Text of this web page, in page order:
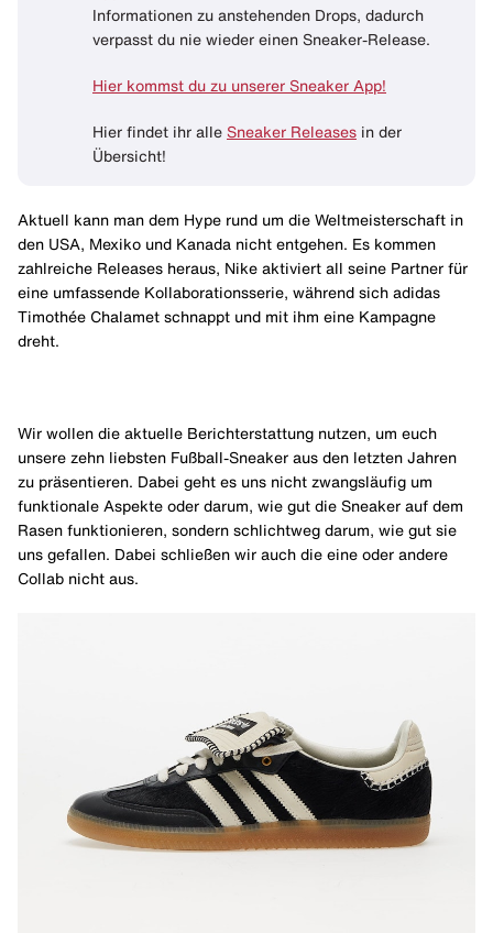
Informationen zu anstehenden Drops, dadurch
verpasst du nie wieder einen Sneaker-Release.
Hier kommst du zu unserer Sneaker App!
Hier findet ihr alle Sneaker Releases in der
Übersicht!
Aktuell kann man dem Hype rund um die Weltmeisterschaft in
den USA, Mexiko und Kanada nicht entgehen. Es kommen
zahlreiche Releases heraus, Nike aktiviert all seine Partner für
eine umfassende Kollaborationsserie, während sich adidas
Timothée Chalamet schnappt und mit ihm eine Kampagne
dreht.
Wir wollen die aktuelle Berichterstattung nutzen, um euch
unsere zehn liebsten Fußball-Sneaker aus den letzten Jahren
zu präsentieren. Dabei geht es uns nicht zwangsläufig um
funktionale Aspekte oder darum, wie gut die Sneaker auf dem
Rasen funktionieren, sondern schlichtweg darum, wie gut sie
uns gefallen. Dabei schließen wir auch die eine oder andere
Collab nicht aus.